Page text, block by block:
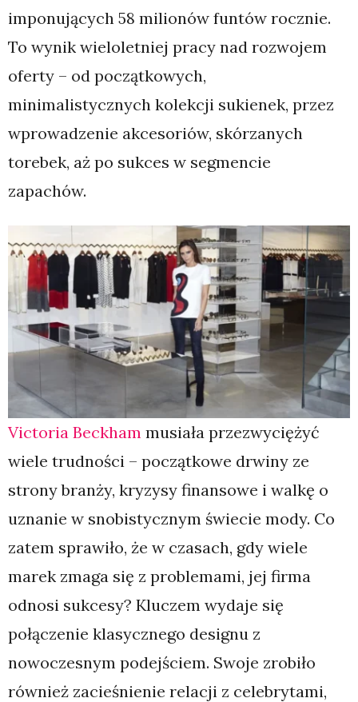
imponujących 58 milionów funtów rocznie.
To wynik wieloletniej pracy nad rozwojem
oferty – od początkowych,
minimalistycznych kolekcji sukienek, przez
wprowadzenie akcesoriów, skórzanych
torebek, aż po sukces w segmencie
zapachów.
Victoria Beckham musiała przezwyciężyć
wiele trudności – początkowe drwiny ze
strony branży, kryzysy finansowe i walkę o
uznanie w snobistycznym świecie mody. Co
zatem sprawiło, że w czasach, gdy wiele
marek zmaga się z problemami, jej firma
odnosi sukcesy? Kluczem wydaje się
połączenie klasycznego designu z
nowoczesnym podejściem. Swoje zrobiło
również zacieśnienie relacji z celebrytami,